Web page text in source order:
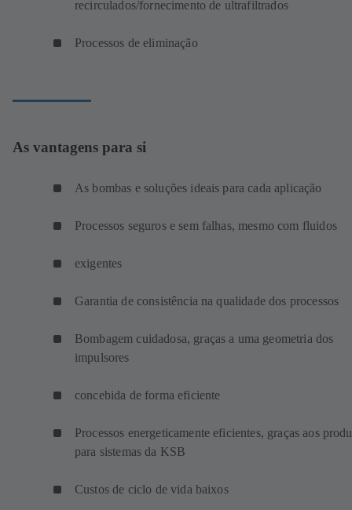
recirculados/fornecimento de ultrafiltrados
Processos de eliminação
As vantagens para si
As bombas e soluções ideais para cada aplicação
Processos seguros e sem falhas, mesmo com fluidos
exigentes
Garantia de consistência na qualidade dos processos
Bombagem cuidadosa, graças a uma geometria dos
impulsores
concebida de forma eficiente
Processos energeticamente eficientes, graças aos
para sistemas da KSB
Custos de ciclo de vida baixos